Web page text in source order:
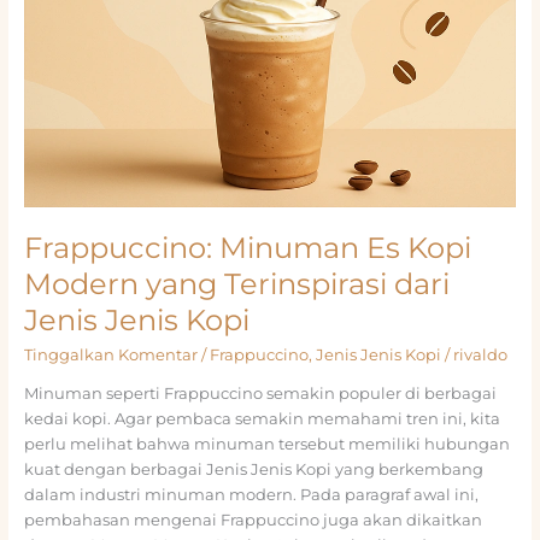
Frappuccino: Minuman Es Kopi
Modern yang Terinspirasi dari
Jenis Jenis Kopi
Tinggalkan Komentar / Frappuccino, Jenis Jenis Kopi / rivaldo
Minuman seperti Frappuccino semakin populer di berbagai
kedai kopi. Agar pembaca semakin memahami tren ini, kita
perlu melihat bahwa minuman tersebut memiliki hubungan
kuat dengan berbagai Jenis Jenis Kopi yang berkembang
dalam industri minuman modern. Pada paragraf awal ini,
pembahasan mengenai Frappuccino juga akan dikaitkan